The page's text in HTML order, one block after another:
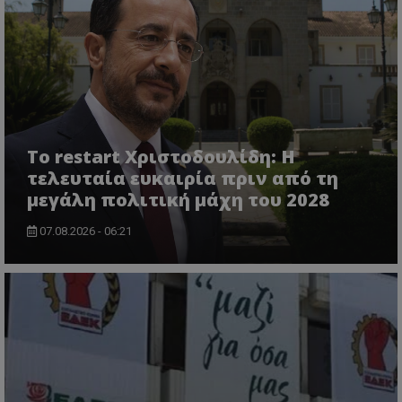
Το restart Χριστοδουλίδη: Η
τελευταία ευκαιρία πριν από τη
μεγάλη πολιτική μάχη του 2028
07.08.2026 - 06:21
ASP.NET_SessionId
Microsoft Corporation